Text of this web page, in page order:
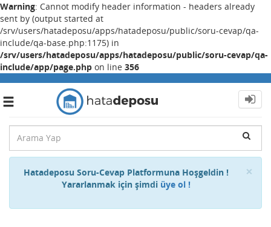
Warning: Cannot modify header information - headers already
sent by (output started at
/srv/users/hatadeposu/apps/hatadeposu/public/soru-cevap/qa-
include/qa-base.php:1175) in
/srv/users/hatadeposu/apps/hatadeposu/public/soru-cevap/qa-
include/app/page.php on line 356
Toggle
×
Hatadeposu Soru-Cevap Platformuna Hoşgeldin !
Yararlanmak için şimdi üye ol !